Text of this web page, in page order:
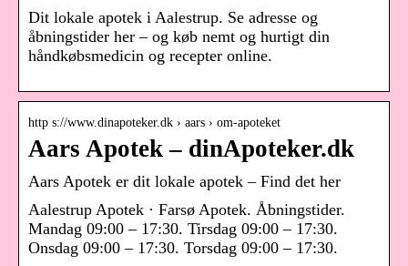
Dit lokale apotek i Aalestrup. Se adresse og
åbningstider her – og køb nemt og hurtigt din
håndkøbsmedicin og recepter online.
http s://www.dinapoteker.dk › aars › om-apoteket
Aars Apotek – dinApoteker.dk
Aars Apotek er dit lokale apotek – Find det her
Aalestrup Apotek · Farsø Apotek. Åbningstider.
Mandag 09:00 – 17:30. Tirsdag 09:00 – 17:30.
Onsdag 09:00 – 17:30. Torsdag 09:00 – 17:30.